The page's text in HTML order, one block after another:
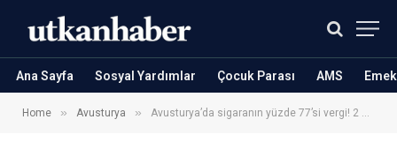
Ana Sayfa Sosyal Yardımlar Çocuk Parası AMS
Home » Avusturya » Avusturya’da sigaranın yüzde 77’si vergi! 2 Mayıs’ta Lucky Strike gibi markalara 20 Cent zam geldi